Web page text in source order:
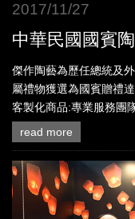
2017/11/27
中華民國國賓
傑作陶藝為歷任總統及
屬禮物獲選為國賓贈禮
客製化商品:專業服務團
read more